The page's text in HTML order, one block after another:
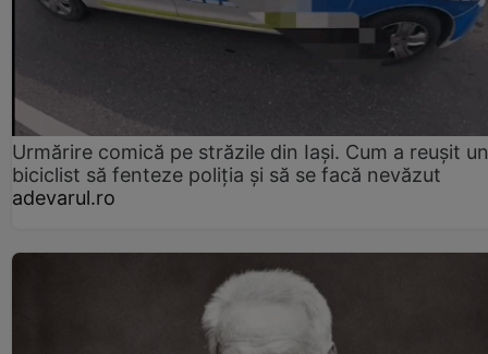
Urmărire comică pe străzile din Iași. Cum a reușit un
biciclist să fenteze poliția și să se facă nevăzut
adevarul.ro